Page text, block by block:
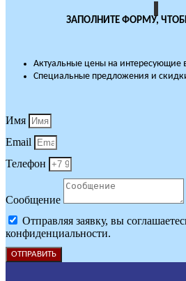
ЗАПОЛНИТЕ ФОРМУ,
Актуальные цены на интересующие
Специальные предложения и
Имя
Email
Телефон
Сообщение
Отправляя заявку, вы
конфиденциальности.
ОТПРАВИТЬ